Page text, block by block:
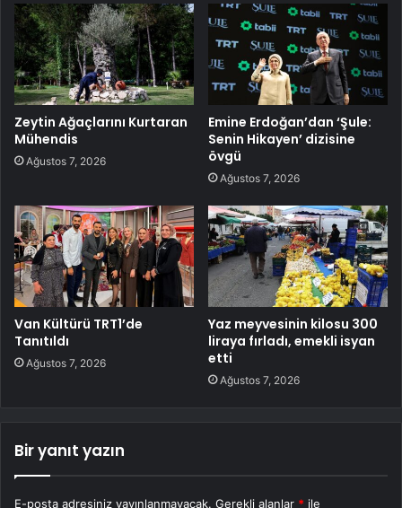
Zeytin Ağaçlarını Kurtaran
Mühendis
Ağustos 7, 2026
Emine Erdoğan’dan ‘Şule:
Senin Hikayen’ dizisine
övgü
Ağustos 7, 2026
Van Kültürü TRT1’de
Tanıtıldı
Ağustos 7, 2026
Yaz meyvesinin kilosu 300
liraya fırladı, emekli isyan
etti
Ağustos 7, 2026
Bir yanıt yazın
E-posta adresiniz yayınlanmayacak. Gerekli alanlar * ile